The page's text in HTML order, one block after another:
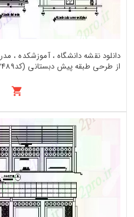
دانلود نقشه دانشگاه ، آموزشکده ،
از طرحی طبقه پیش دبستانی (کد167489)